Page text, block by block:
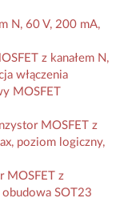
N, 60 V, 200 mA,
z kanałem N,
włączenia
MOSFET
MOSFET z
poziom logiczny,
MOSFET z
obudowa SOT23